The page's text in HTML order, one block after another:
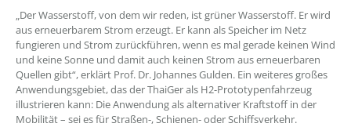
„Der Wasserstoff, von dem wir reden, ist grüner Wasserstoff. Er wird
aus erneuerbarem Strom erzeugt. Er kann als Speicher im Netz
fungieren und Strom zurückführen, wenn es mal gerade keinen Wind
und keine Sonne und damit auch keinen Strom aus erneuerbaren
Quellen gibt“, erklärt Prof. Dr. Johannes Gulden. Ein weiteres großes
Anwendungsgebiet, das der ThaiGer als H2-Prototypenfahrzeug
illustrieren kann: Die Anwendung als alternativer Kraftstoff in der
Mobilität – sei es für Straßen-, Schienen- oder Schiffsverkehr.